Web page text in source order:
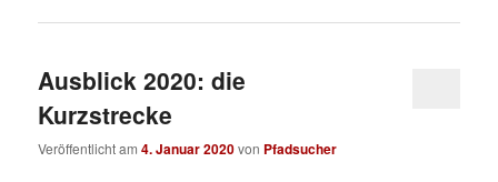
Ausblick 2020: die
Kurzstrecke
Veröffentlicht am4. Januar 2020von Pfadsucher